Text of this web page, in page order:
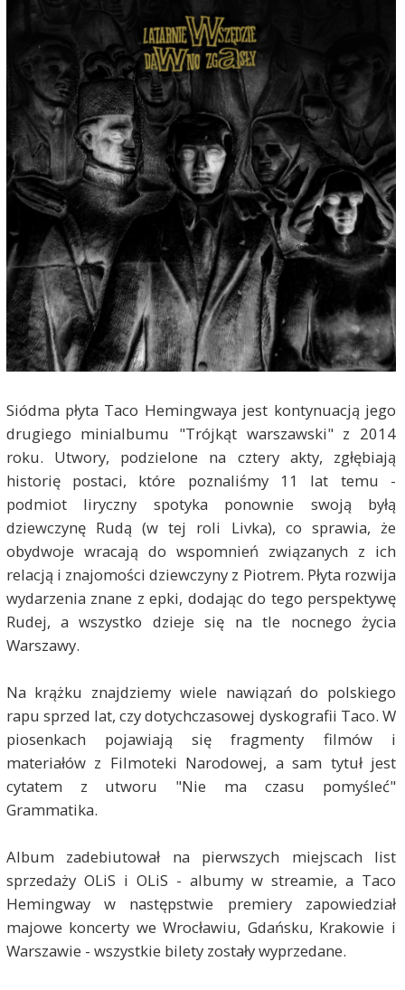
Siódma płyta Taco Hemingwaya jest kontynuacją jego
drugiego minialbumu "Trójkąt warszawski" z 2014
roku. Utwory, podzielone na cztery akty, zgłębiają
historię postaci, które poznaliśmy 11 lat temu -
podmiot liryczny spotyka ponownie swoją byłą
dziewczynę Rudą (w tej roli Livka), co sprawia, że
obydwoje wracają do wspomnień związanych z ich
relacją i znajomości dziewczyny z Piotrem. Płyta rozwija
wydarzenia znane z epki, dodając do tego perspektywę
Rudej, a wszystko dzieje się na tle nocnego życia
Warszawy.
Na krążku znajdziemy wiele nawiązań do polskiego
rapu sprzed lat, czy dotychczasowej dyskografii Taco. W
piosenkach pojawiają się fragmenty filmów i
materiałów z Filmoteki Narodowej, a sam tytuł jest
cytatem z utworu "Nie ma czasu pomyśleć"
Grammatika.
Album zadebiutował na pierwszych miejscach list
sprzedaży OLiS i OLiS - albumy w streamie, a Taco
Hemingway w następstwie premiery zapowiedział
majowe koncerty we Wrocławiu, Gdańsku, Krakowie i
Warszawie - wszystkie bilety zostały wyprzedane.